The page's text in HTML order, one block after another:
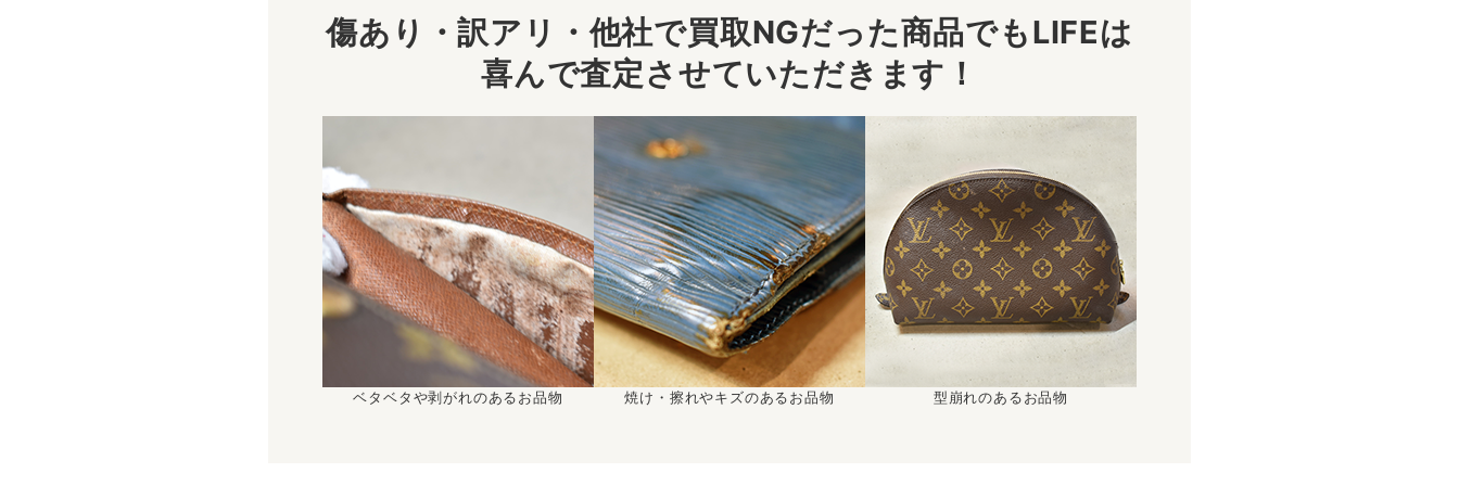
傷あり・訳アリ・他社で買取NGだった商品でもLIFEは
喜んで査定させていただきます！
ベタベタや剥がれのあるお品物 焼け・擦れやキズのあるお品物 型崩れのあるお品物